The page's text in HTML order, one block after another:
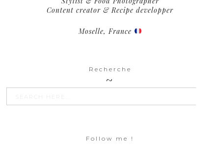
Content creator & Recipe developper
Moselle, France
Recherche
Search SEARCH
Follow me !